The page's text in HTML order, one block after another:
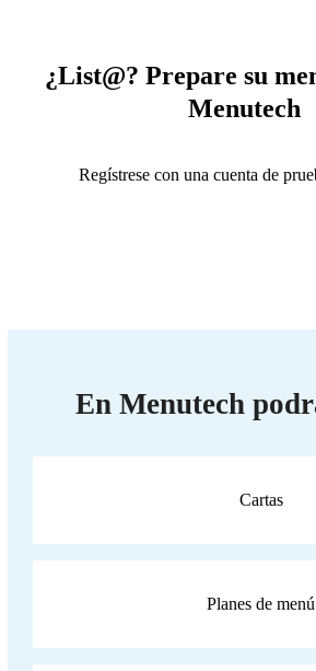
¿List@? Prepare su
Menutech
Regístrese con una cuenta de
En Menutech
Cartas
Planes de menú